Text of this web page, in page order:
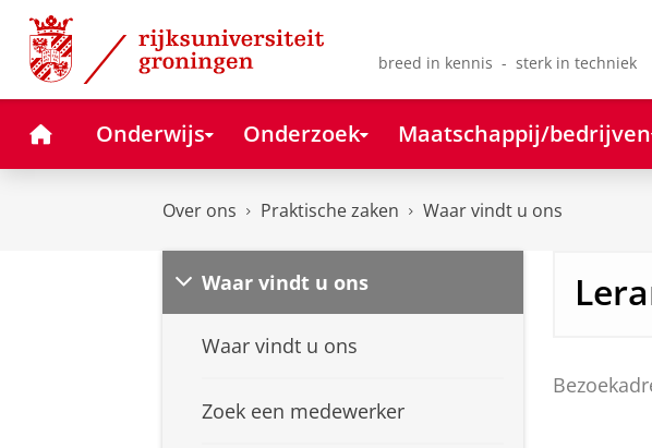
Skip
Content
Skip
Navigation
breed in kennis - sterk in techniek
HomeOnderwijs Onderzoek Maatschappij/bedrijven
Over ons Praktische zaken Waar vindt u ons
Waar vindt u ons
Waar vindt u ons
Zoek een medewerker